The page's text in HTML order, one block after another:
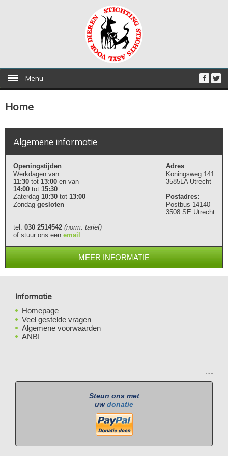
Menu
Home
Algemene informatie
Adres
Koningsweg 141
3585LA Utrecht
Postadres:
Postbus 14140
3508 SE Utrecht
Openingstijden
Werkdagen van
11:30 tot 13:00 en van
14:00 tot 15:30
Zaterdag 10:30 tot 13:00
Zondag gesloten
tel: 030 2514542 (norm. tarief)
of stuur ons een email
MEER INFORMATIE
Informatie
Homepage
Veel gestelde vragen
Algemene voorwaarden
ANBI
Steun ons met
uwdonatie